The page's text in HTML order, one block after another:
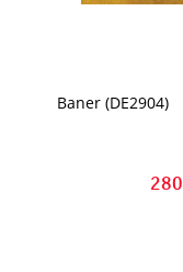
Baner (DE2904)